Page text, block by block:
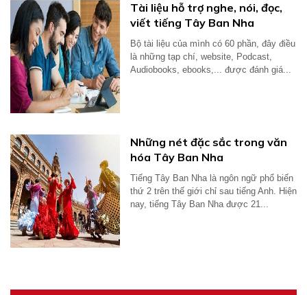
Tài liệu hỗ trợ nghe, nói, đọc,
viết tiếng Tây Ban Nha
Bộ tài liệu của mình có 60 phần, đây điều
là những tạp chí, website, Podcast,
Audiobooks, ebooks,... được đánh giá...
Những nét đặc sắc trong văn
hóa Tây Ban Nha
Tiếng Tây Ban Nha là ngôn ngữ phổ biến
thứ 2 trên thế giới chỉ sau tiếng Anh. Hiện
nay, tiếng Tây Ban Nha được 21...